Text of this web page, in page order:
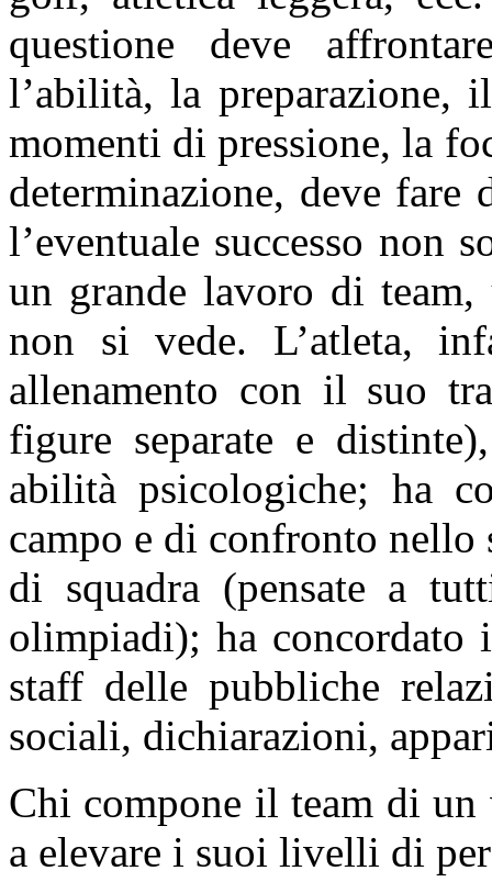
questione deve
l’abilità, la preparazione,
momenti di pressione, la
determinazione, deve
l’eventuale successo non
un grande lavoro di
non si vede. L’atleta,
allenamento con il suo
figure separate e
abilità psicologiche; ha
campo e di confronto
di squadra (pensate a
olimpiadi); ha concordato
staff delle pubbliche
sociali, dichiarazioni,
Chi compone il team di
a elevare i suoi livelli di